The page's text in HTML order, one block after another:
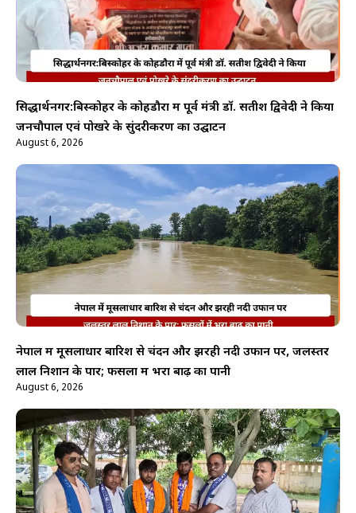
सिद्धार्थनगर:बिस्कोहर के कोहडौरा में पूर्व मंत्री डॉ. सतीश द्विवेदी ने किया
जनचौपाल एवं पोखरे के सुंदरीकरण का उद्घाटन
August 6, 2026
नेपाल में मूसलाधार बारिश से चंदन और झरही नदी उफान पर, जलस्तर
लाल निशान के पार; फसलों में भरा बाढ़ का पानी
August 6, 2026